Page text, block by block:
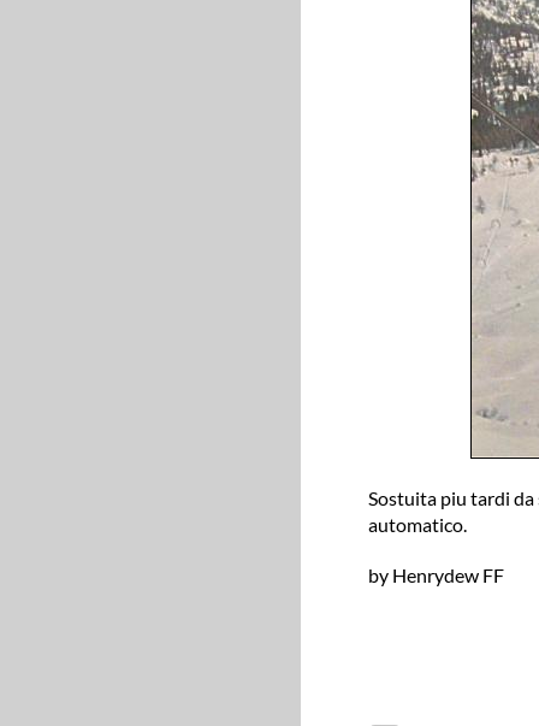
Sostuita piu tardi da
automatico.
by Henrydew FF